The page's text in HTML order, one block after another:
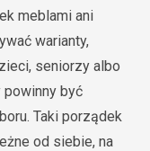
meblami ani
warianty,
seniorzy albo
być
Taki porządek
od siebie, na